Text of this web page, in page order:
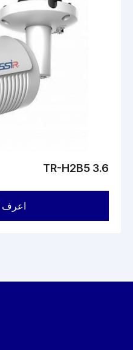
حرارة التشغيل - -10 درجة مئوية ... +60 درجة مئوية.
TR-H2B5 3.6
اعرف